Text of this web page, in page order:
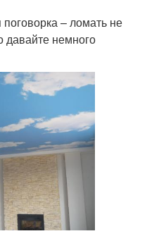
– ломать не
давайте немного